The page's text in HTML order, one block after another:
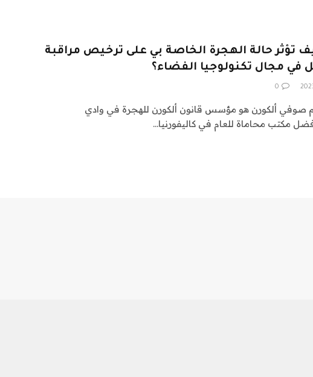
تؤثر حالة الهجرة الخاصة بي على ترخيص مراقبة
في مجال تكنولوجيا الفضاء؟
0
صوفي ألكورن هو مؤسس قانون ألكورن للهجرة في وادي
مكتب محاماة للعام في كاليفورنيا…